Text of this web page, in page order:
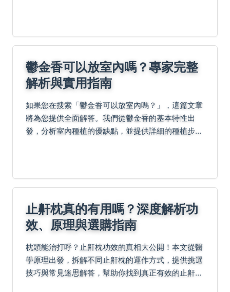
鬱金香可以放室內嗎？專家完整
解析與實用指南
如果您在搜索「鬱金香可以放室內嗎？」，這篇文章
將為您提供全面解答。我們從鬱金香的基本特性出
發，分析室內種植的優缺點，並提供詳細的種植步驟
止鼾枕真的有用嗎？深度解析功
效、原理與選購指南
枕頭能治打呼？止鼾枕功效的真相大公開！本文從醫
學原理出發，拆解不同止鼾枕的運作方式，提供挑選
技巧與常見迷思解答，幫助你找到真正有效的止鼾方